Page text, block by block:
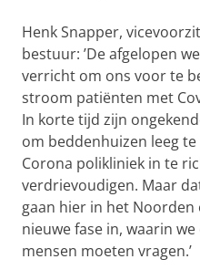
Henk Snapper,
bestuur: ’De afgelopen
verricht om ons voor te
stroom patiënten met
In korte tijd zijn
om beddenhuizen leeg
Corona polikliniek in te
verdrievoudigen. Maar
gaan hier in het Noorden
nieuwe fase in, waarin
mensen moeten vragen.’